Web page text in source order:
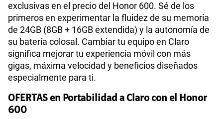
exclusivas en el precio del Honor 600. Sé de los
primeros en experimentar la fluidez de su memoria
de 24GB (8GB + 16GB extendida) y la autonomía de
su batería colosal. Cambiar tu equipo en Claro
significa mejorar tu experiencia móvil con más
gigas, máxima velocidad y beneficios diseñados
especialmente para ti.
OFERTAS en Portabilidad a Claro con el Honor
600